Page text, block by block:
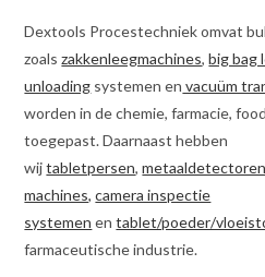
Dextools Procestechniek omvat
zoalszakkenleegmachines,big bag
unloading systemen en vacuüm
worden in de chemie, farmacie,
toegepast. Daarnaast hebben
wijtabletpersen,
machines, camera inspectie
systemen entablet/poeder/
farmaceutische industrie.